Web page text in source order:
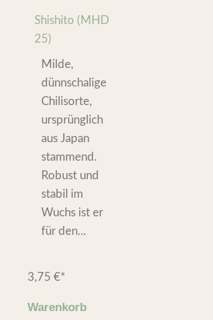
Shishito (MHD
25)
Milde,
dünnschalige
Chilisorte,
ursprünglich
aus Japan
stammend.
Robust und
stabil im
Wuchs ist er
für den...
3,75 €*
Warenkorb